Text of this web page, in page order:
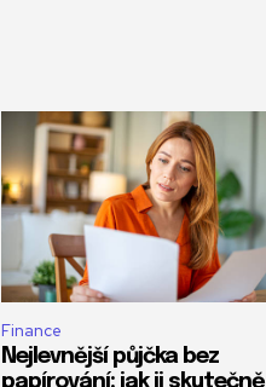
Finance
Nejlevnější půjčka bez
papírování: jak ji skutečně